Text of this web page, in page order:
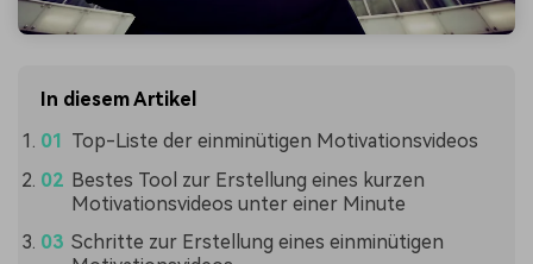
In diesem Artikel
Top-Liste der einminütigen Motivationsvideos
Bestes Tool zur Erstellung eines kurzen
Motivationsvideos unter einer Minute
Schritte zur Erstellung eines einminütigen